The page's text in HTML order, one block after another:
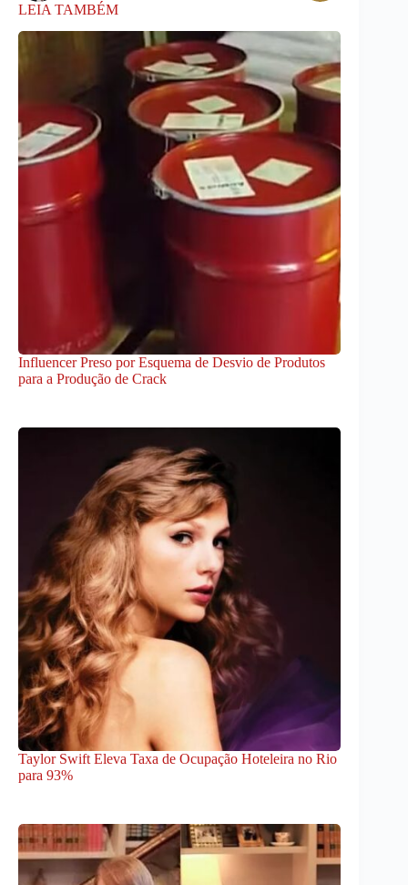
LEIA TAMBÉM
Influencer Preso por Esquema de Desvio de Produtos
para a Produção de Crack
Taylor Swift Eleva Taxa de Ocupação Hoteleira no Rio
para 93%